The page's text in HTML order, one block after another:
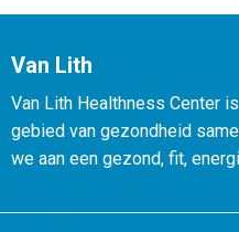
Van Lith
Van Lith Healthness Center
gebied van gezondheid
we aan een gezond, fit,